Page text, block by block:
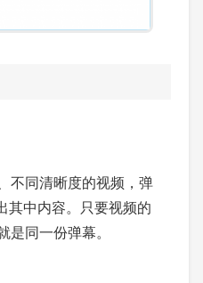
不同清晰度的视频，弹
其中内容。只要视频的
同一份弹幕。